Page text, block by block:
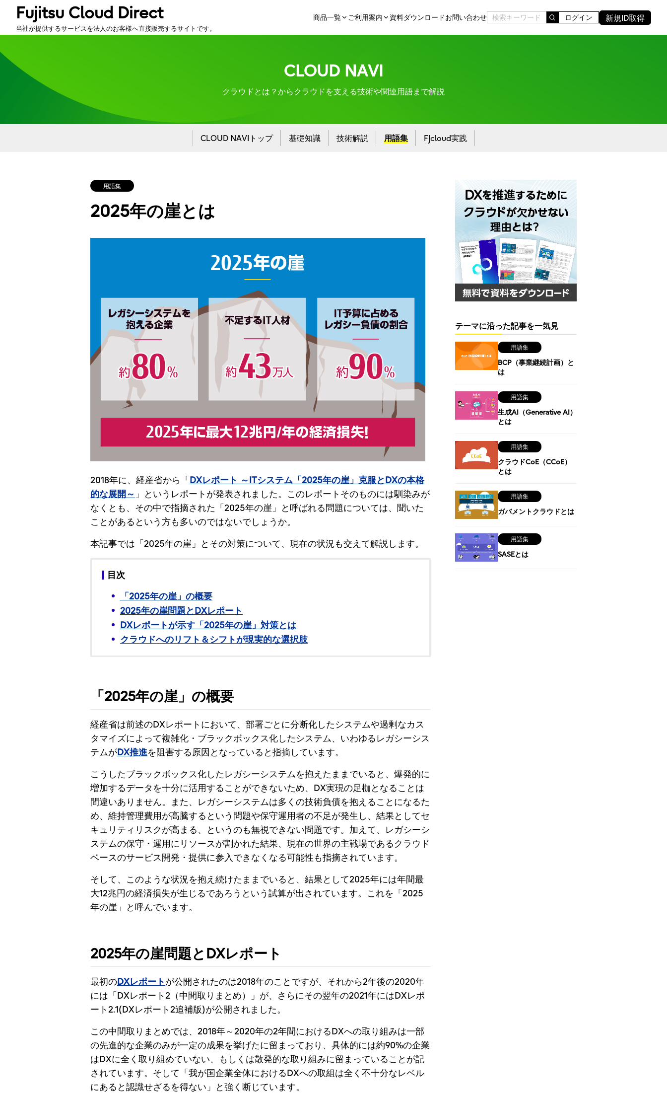
Fujitsu Cloud Direct
当社が提供するサービスを法人のお客様へ直接販売するサイトです。
商品一覧 ご利用案内 資料ダウンロードお問い合わせ ログイン 新規ID取得
CLOUD NAVI
クラウドとは？からクラウドを支える技術や関連用語まで解説
CLOUD NAVIトップ 基礎知識 技術解説 用語集 FJcloud実践
用語集
2025年の崖とは
2018年に、経産省から「DXレポート ～ITシステム「2025年の崖」克服とDXの本格
的な展開～ 」というレポートが発表されました。このレポートそのものには馴染みが
なくとも、その中で指摘された「2025年の崖」と呼ばれる問題については、聞いた
ことがあるという方も多いのではないでしょうか。
本記事では「2025年の崖」とその対策について、現在の状況も交えて解説します。
目次
「2025年の崖」の概要
2025年の崖問題とDXレポート
DXレポートが示す「2025年の崖」対策とは
クラウドへのリフト＆シフトが現実的な選択肢
「2025年の崖」の概要
経産省は前述のDXレポートにおいて、部署ごとに分断化したシステムや過剰なカス
タマイズによって複雑化・ブラックボックス化したシステム、いわゆるレガシーシス
テムがDX推進を阻害する原因となっていると指摘しています。
こうしたブラックボックス化したレガシーシステムを抱えたままでいると、爆発的に
増加するデータを十分に活用することができないため、DX実現の足枷となることは
間違いありません。また、レガシーシステムは多くの技術負債を抱えることになるた
め、維持管理費用が高騰するという問題や保守運用者の不足が発生し、結果としてセ
キュリティリスクが高まる、というのも無視できない問題です。加えて、レガシーシ
ステムの保守・運用にリソースが割かれた結果、現在の世界の主戦場であるクラウド
ベースのサービス開発・提供に参入できなくなる可能性も指摘されています。
そして、このような状況を抱え続けたままでいると、結果として2025年には年間最
大12兆円の経済損失が生じるであろうという試算が出されています。これを「2025
年の崖」と呼んでいます。
2025年の崖問題とDXレポート
最初のDXレポートが公開されたのは2018年のことですが、それから2年後の2020年
には「DXレポート2（中間取りまとめ）」が、さらにその翌年の2021年にはDXレポ
ート2.1(DXレポート2追補版)が公開されました。
この中間取りまとめでは、2018年～2020年の2年間におけるDXへの取り組みは一部
の先進的な企業のみが一定の成果を挙げたに留まっており、具体的には約90%の企業
はDXに全く取り組めていない、もしくは散発的な取り組みに留まっていることが記
されています。そして「我が国企業全体におけるDXへの取組は全く不十分なレベル
にあると認識せざるを得ない」と強く断じています。
テーマに沿った記事を一気見
用語集
BCP（事業継続計画）と
は
用語集
生成AI（Generative AI）
とは
用語集
クラウドCoE（CCoE）
とは
用語集
ガバメントクラウドとは
用語集
SASEとは